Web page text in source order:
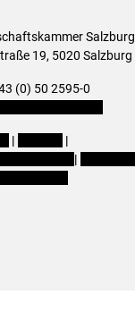
Salzburg
19, 5020 Salzburg
(0) 50 2595-0
|
|
|